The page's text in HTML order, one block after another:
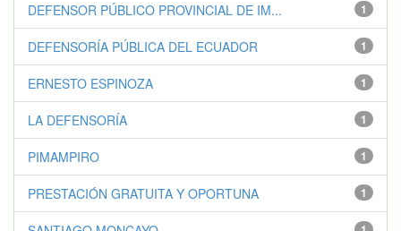
1
DEFENSOR PÚBLICO PROVINCIAL DE IM...
1
DEFENSORÍA PÚBLICA DEL ECUADOR
1
ERNESTO ESPINOZA
1
LA DEFENSORÍA
1
PIMAMPIRO
1
PRESTACIÓN GRATUITA Y OPORTUNA